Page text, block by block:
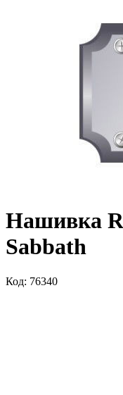
Нашивка
Sabbath
Код: 76340